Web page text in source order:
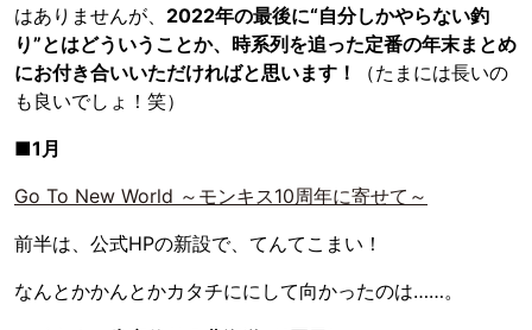
はありませんが、 2022年の最後に“自分しかやらない釣
り”とはどういうことか、時系列を追った定番の年末まとめ
にお付き合いいただければと思います！
（たまには長いの
も良いでしょ！笑）
■1月
Go To New World ～モンキス10周年に寄せて～
前半は、公式HPの新設で、てんてこまい！
なんとかかんとかカタチににして向かったのは……。